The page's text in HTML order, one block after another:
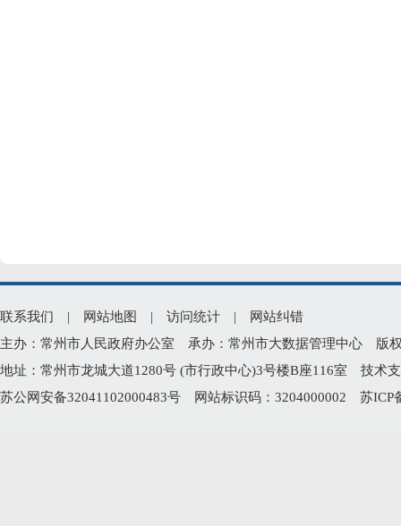
联系我们 | 网站地图 | 访问统计 |
网站纠错
主办：常州市人民政府办公室 承办：常州市大数据管理中心 版
地址：常州市龙城大道1280号 (市行政中心)3号楼B座116室 技术
苏公网安备32041102000483号 网站标识码：3204000002 苏ICP